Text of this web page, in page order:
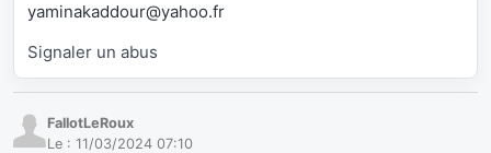
yaminakaddour@yahoo.fr
Signaler un abus
FallotLeRoux
Le : 11/03/2024 07:10